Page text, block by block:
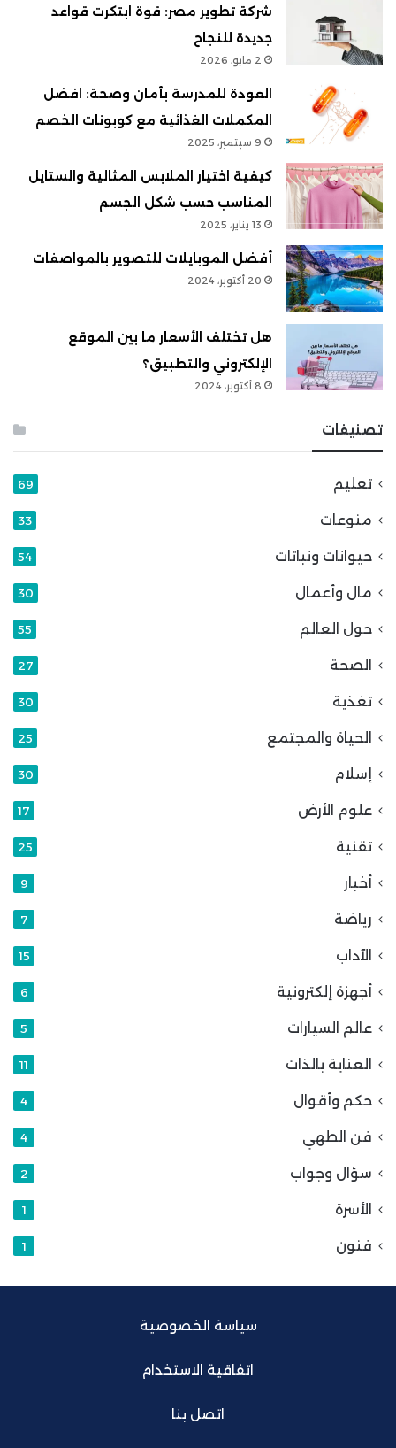
شركة تطوير مصر: قوة ابتكرت قواعد
جديدة للنجاح
2 مايو، 2026
العودة للمدرسة بأمان وصحة: افضل
المكملات الغذائية مع كوبونات الخصم
9 سبتمبر، 2025
كيفية اختيار الملابس المثالية والستايل
المناسب حسب شكل الجسم
13 يناير، 2025
أفضل الموبايلات للتصوير بالمواصفات
20 أكتوبر، 2024
هل تختلف الأسعار ما بين الموقع
الإلكتروني والتطبيق؟
8 أكتوبر، 2024
تصنيفات
تعليم 69
منوعات 33
حيوانات ونباتات 54
مال وأعمال 30
حول العالم 55
الصحة 27
تغذية 30
الحياة والمجتمع 25
إسلام 30
علوم الأرض 17
تقنية 25
أخبار 9
رياضة 7
الآداب 15
أجهزة إلكترونية 6
عالم السيارات 5
العناية بالذات 11
حكم وأقوال 4
فن الطهي 4
سؤال وجواب 2
الأسرة 1
فنون 1
سياسة الخصوصية
اتفاقية الاستخدام
اتصل بنا